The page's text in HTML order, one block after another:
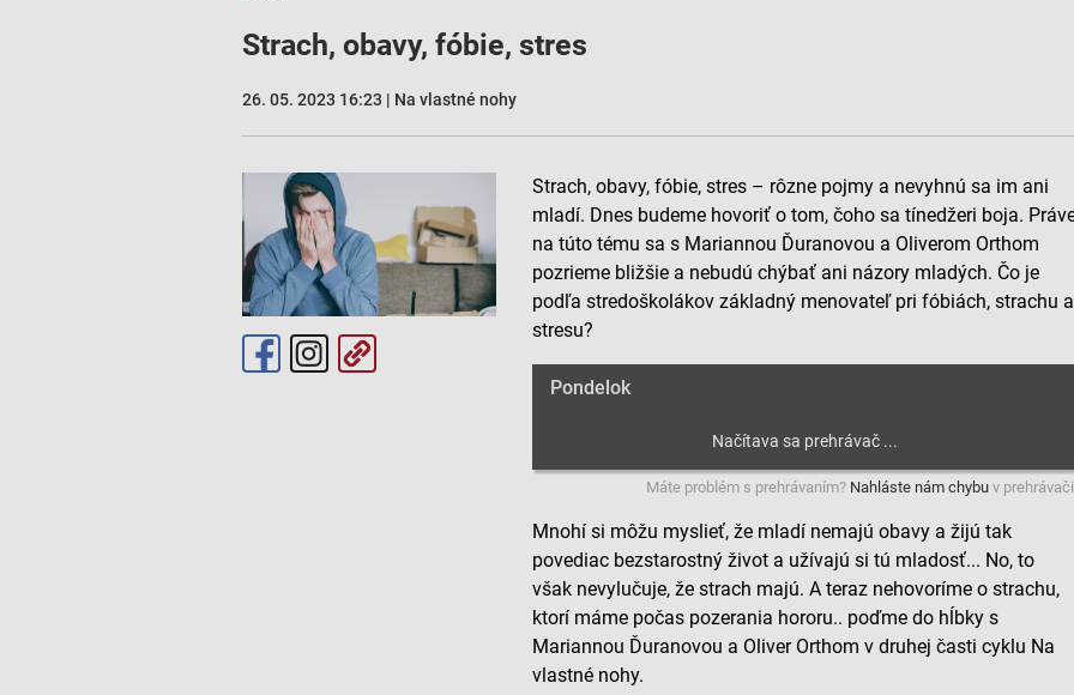
Strach, obavy, fóbie, stres
26. 05. 2023 16:23 | Na vlastné nohy
Strach, obavy, fóbie, stres – rôzne pojmy a nevyhnú sa im ani
mladí. Dnes budeme hovoriť o tom, čoho sa tínedžeri boja.
na túto tému sa s Mariannou Ďuranovou a Oliverom Orthom
pozrieme bližšie a nebudú chýbať ani názory mladých. Čo je
podľa stredoškolákov základný menovateľ pri fóbiách, strachu a
stresu?
Pondelok
Máte problém s prehrávaním? Nahláste nám chybu v
Mnohí si môžu myslieť, že mladí nemajú obavy a žijú tak
povediac bezstarostný život a užívajú si tú mladosť... No, to
však nevylučuje, že strach majú. A teraz nehovoríme o strachu,
ktorí máme počas pozerania hororu.. poďme do hĺbky s
Mariannou Ďuranovou a Oliver Orthom v druhej časti cyklu Na
vlastné nohy.